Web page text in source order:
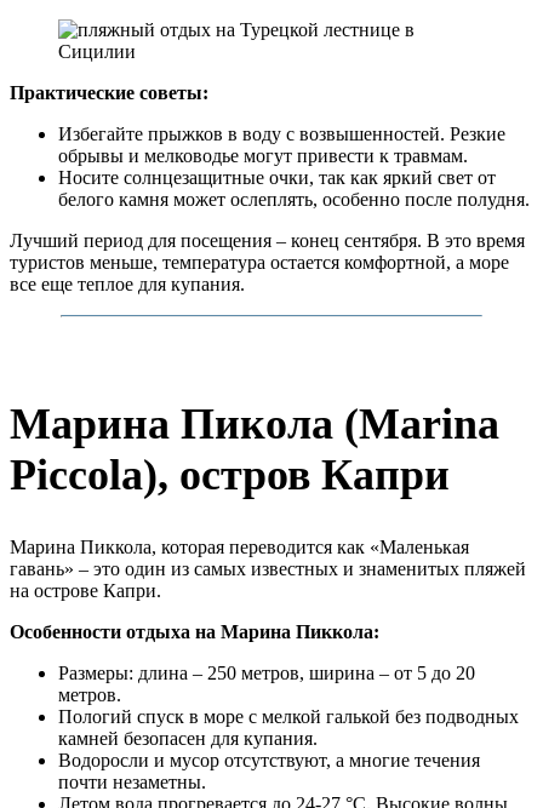
Практические советы:
Избегайте прыжков в воду с возвышенностей. Резкие
обрывы и мелководье могут привести к травмам.
Носите солнцезащитные очки, так как яркий свет от
белого камня может ослеплять, особенно после полудня.
Лучший период для посещения – конец сентября. В это время
туристов меньше, температура остается комфортной, а море
все еще теплое для купания.
Марина Пикола (Marina
Piccola), остров Капри
Марина Пиккола, которая переводится как «Маленькая
гавань» – это один из самых известных и знаменитых пляжей
на острове Капри.
Особенности отдыха на Марина Пиккола:
Размеры: длина – 250 метров, ширина – от 5 до 20
метров.
Пологий спуск в море с мелкой галькой без подводных
камней безопасен для купания.
Водоросли и мусор отсутствуют, а многие течения
почти незаметны.